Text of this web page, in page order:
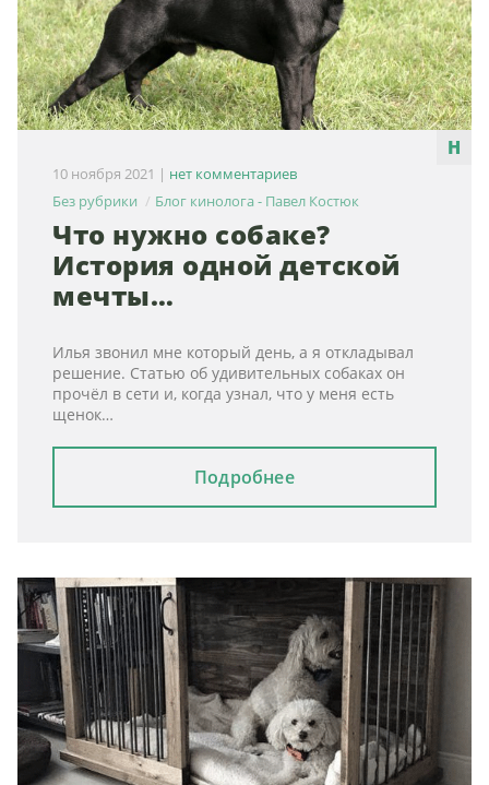
10 ноября 2021 | нет комментариев
Без рубрики
Блог кинолога - Павел Костюк
Что нужно собаке?
История одной детской
мечты…
Илья звонил мне который день, а я откладывал
решение. Статью об удивительных собаках он
прочёл в сети и, когда узнал, что у меня есть
щенок…
Подробнее